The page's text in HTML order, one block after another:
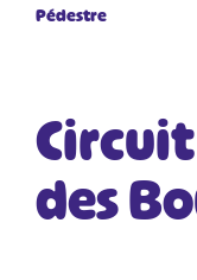
Pédestre
des